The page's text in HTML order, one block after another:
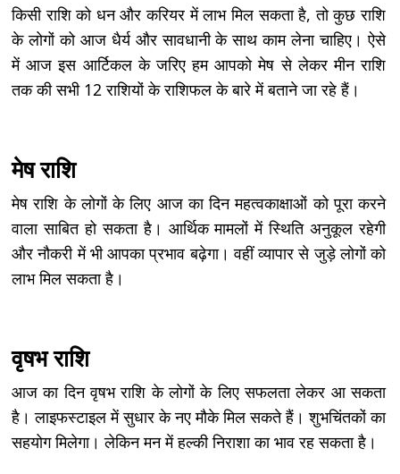
किसी राशि को धन और करियर में लाभ मिल सकता है, तो कुछ राशि
के लोगों को आज धैर्य और सावधानी के साथ काम लेना चाहिए। ऐसे
में आज इस आर्टिकल के जरिए हम आपको मेष से लेकर मीन राशि
तक की सभी 12 राशियों के राशिफल के बारे में बताने जा रहे हैं।
मेष राशि
मेष राशि के लोगों के लिए आज का दिन महत्वकाक्षाओं को पूरा करने
वाला साबित हो सकता है। आर्थिक मामलों में स्थिति अनुकूल रहेगी
और नौकरी में भी आपका प्रभाव बढ़ेगा। वहीं व्यापार से जुड़े लोगों को
लाभ मिल सकता है।
वृषभ राशि
आज का दिन वृषभ राशि के लोगों के लिए सफलता लेकर आ सकता
है। लाइफस्टाइल में सुधार के नए मौके मिल सकते हैं। शुभचिंतकों का
सहयोग मिलेगा। लेकिन मन में हल्की निराशा का भाव रह सकता है।